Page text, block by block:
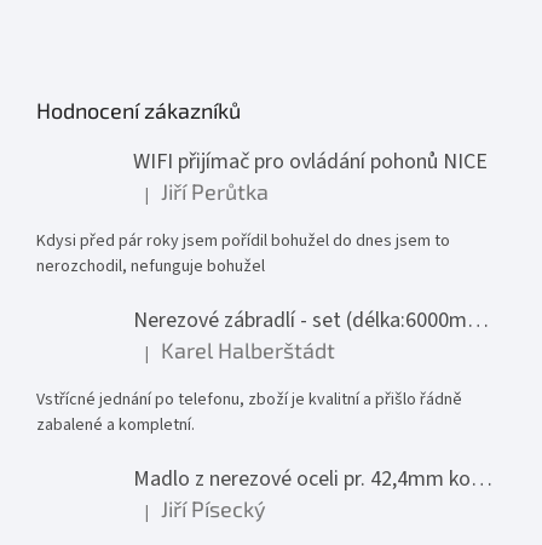
Hodnocení zákazníků
WIFI přijímač pro ovládání pohonů NICE
Hodnocení produktu je 1 z 5 hvězdiček.
| Jiří Perůtka
Kdysi před pár roky jsem pořídil bohužel do dnes jsem to
nerozchodil, nefunguje bohužel
Nerezové zábradlí - set (délka:6000mm x výška:1000mm)
Hodnocení produktu je 5 z 5 hvězdiček.
| Karel Halberštádt
Vstřícné jednání po telefonu, zboží je kvalitní a přišlo řádně
zabalené a kompletní.
Madlo z nerezové oceli pr. 42,4mm komplet - model 0116 - 3000mm
Hodnocení produktu je 5 z 5 hvězdiček.
| Jiří Písecký